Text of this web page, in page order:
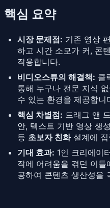
핵심 요약
시장 문제점: 기존 영상
하고 시간 소모가 커, 콘
작용합니다.
비디오스튜의 해결책: 클
통해 누구나 전문 지식
수 있는 환경을 제공합니
핵심 차별점: 드래그 앤
안, 텍스트 기반 영상 생
등 초보자 친화설계에 집
기대 효과: 1인 크리에이
작에 어려움을 겪던 이들
공하여 콘텐츠 생산성을